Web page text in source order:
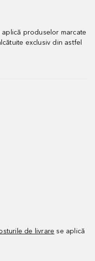
aplică produselor marcate
exclusiv din astfel
de livrare se aplică